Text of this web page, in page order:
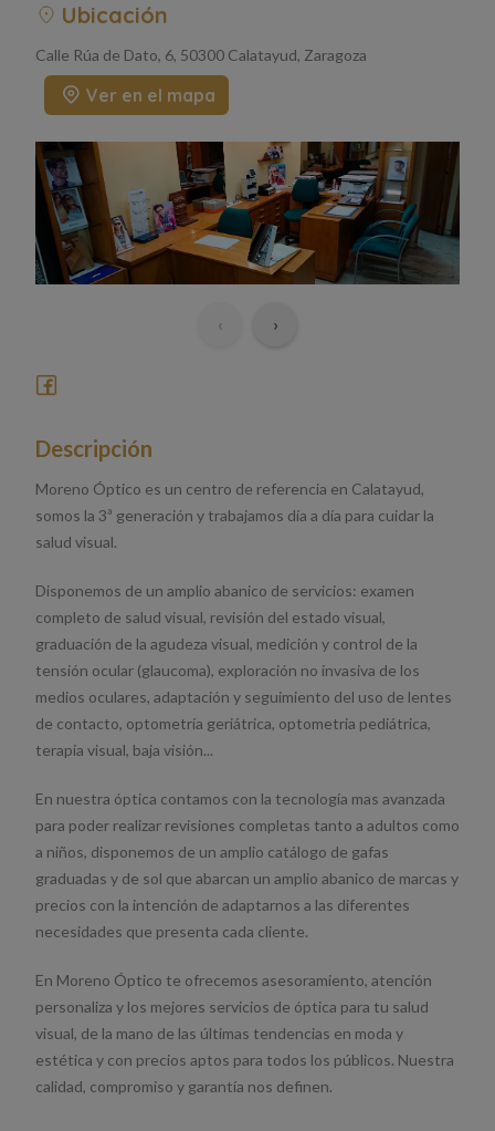
Ubicación
Calle Rúa de Dato, 6, 50300 Calatayud, Zaragoza
Ver en el mapa
‹ ›
Descripción
Moreno Óptico es un centro de referencia en Calatayud,
somos la 3ª generación y trabajamos día a día para cuidar la
salud visual.
Disponemos de un amplio abanico de servicios: examen
completo de salud visual, revisión del estado visual,
graduación de la agudeza visual, medición y control de la
tensión ocular (glaucoma), exploración no invasiva de los
medios oculares, adaptación y seguimiento del uso de lentes
de contacto, optometría geriátrica, optometria pediátrica,
terapia visual, baja visión...
En nuestra óptica contamos con la tecnología mas avanzada
para poder realizar revisiones completas tanto a adultos como
a niños, disponemos de un amplio catálogo de gafas
graduadas y de sol que abarcan un amplio abanico de marcas y
precios con la intención de adaptarnos a las diferentes
necesidades que presenta cada cliente.
En Moreno Óptico te ofrecemos asesoramiento, atención
personaliza y los mejores servicios de óptica para tu salud
visual, de la mano de las últimas tendencias en moda y
estética y con precios aptos para todos los públicos. Nuestra
calidad, compromiso y garantía nos definen.